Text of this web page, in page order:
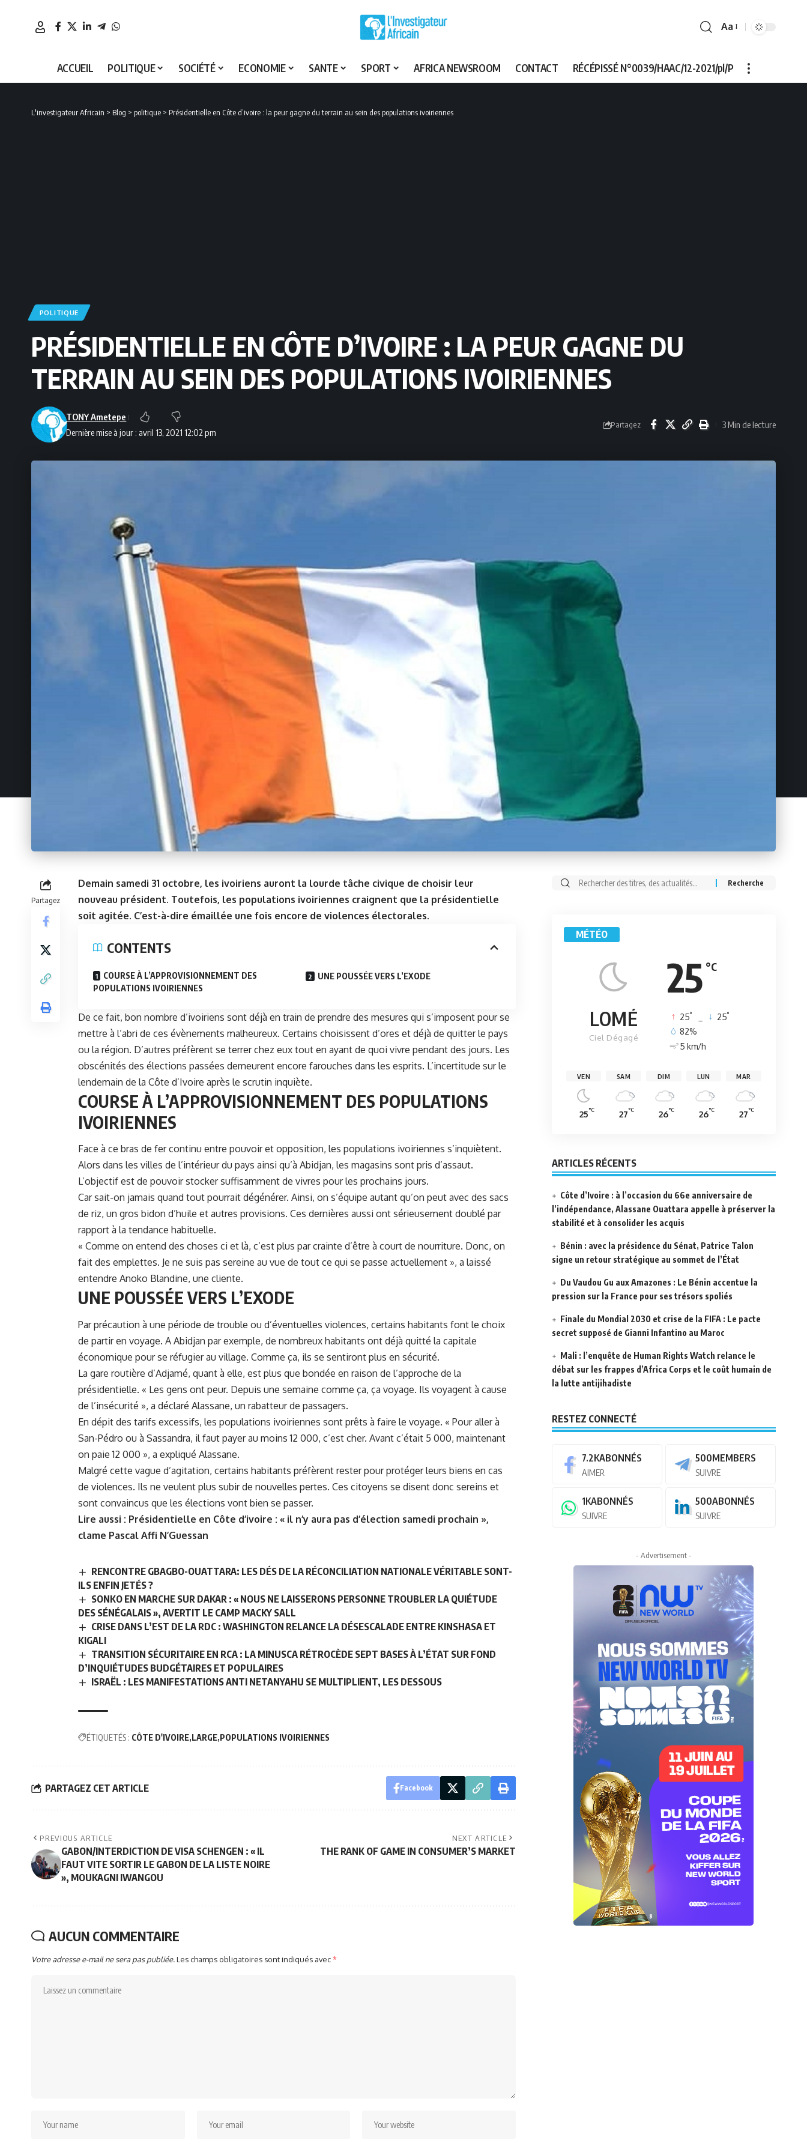
Font
Aa
ACCUEIL POLITIQUE SOCIÉTÉ ECONOMIE SANTE SPORT AFRICA NEWSROOM CONTACT RÉCÉPISSÉ N°0039/HAAC/12-2021/pl/P
L'investigateur Africain > Blog > politique > Présidentielle en Côte d’ivoire : la peur gagne du terrain au sein des populations ivoiriennes
POLITIQUE
PRÉSIDENTIELLE EN CÔTE D’IVOIRE : LA PEUR GAGNE DU
TERRAIN AU SEIN DES POPULATIONS IVOIRIENNES
Dernière mise à jour : avril 13, 2021 12:02 pm
TONY Ametepe
Partagez 3 Min de lecture
Partagez
Demain samedi 31 octobre, les ivoiriens auront la lourde tâche civique de choisir leur
nouveau président. Toutefois, les populations ivoiriennes craignent que la présidentielle
soit agitée. C’est-à-dire émaillée une fois encore de violences électorales.
CONTENTS
COURSE À L’APPROVISIONNEMENT DES
POPULATIONS IVOIRIENNES
UNE POUSSÉE VERS L’EXODE
De ce fait, bon nombre d’ivoiriens sont déjà en train de prendre des mesures qui s’imposent pour se
mettre à l’abri de ces évènements malheureux. Certains choisissent d’ores et déjà de quitter le pays
ou la région. D’autres préfèrent se terrer chez eux tout en ayant de quoi vivre pendant des jours. Les
obscénités des élections passées demeurent encore farouches dans les esprits. L’incertitude sur le
lendemain de la Côte d’Ivoire après le scrutin inquiète.
COURSE À L’APPROVISIONNEMENT DES POPULATIONS
IVOIRIENNES
Face à ce bras de fer continu entre pouvoir et opposition, les populations ivoiriennes s’inquiètent.
Alors dans les villes de l’intérieur du pays ainsi qu’à Abidjan, les magasins sont pris d’assaut.
L’objectif est de pouvoir stocker suffisamment de vivres pour les prochains jours.
Car sait-on jamais quand tout pourrait dégénérer. Ainsi, on s’équipe autant qu’on peut avec des sacs
de riz, un gros bidon d’huile et autres provisions. Ces dernières aussi ont sérieusement doublé par
rapport à la tendance habituelle.
« Comme on entend des choses ci et là, c’est plus par crainte d’être à court de nourriture. Donc, on
fait des emplettes. Je ne suis pas sereine au vue de tout ce qui se passe actuellement », a laissé
entendre Anoko Blandine, une cliente.
UNE POUSSÉE VERS L’EXODE
Par précaution à une période de trouble ou d’éventuelles violences, certains habitants font le choix
de partir en voyage. A Abidjan par exemple, de nombreux habitants ont déjà quitté la capitale
économique pour se réfugier au village. Comme ça, ils se sentiront plus en sécurité.
La gare routière d’Adjamé, quant à elle, est plus que bondée en raison de l’approche de la
présidentielle. « Les gens ont peur. Depuis une semaine comme ça, ça voyage. Ils voyagent à cause
de l’insécurité », a déclaré Alassane, un rabatteur de passagers.
En dépit des tarifs excessifs, les populations ivoiriennes sont prêts à faire le voyage. « Pour aller à
San-Pédro ou à Sassandra, il faut payer au moins 12 000, c’est cher. Avant c’était 5 000, maintenant
on paie 12 000 », a expliqué Alassane.
Malgré cette vague d’agitation, certains habitants préfèrent rester pour protéger leurs biens en cas
de violences. Ils ne veulent plus subir de nouvelles pertes. Ces citoyens se disent donc sereins et
sont convaincus que les élections vont bien se passer.
Lire aussi : Présidentielle en Côte d’ivoire : « il n’y aura pas d’élection samedi prochain »,
clame Pascal Affi N’Guessan
RENCONTRE GBAGBO-OUATTARA: LES DÉS DE LA RÉCONCILIATION NATIONALE VÉRITABLE SONT-
ILS ENFIN JETÉS ?
SONKO EN MARCHE SUR DAKAR : « NOUS NE LAISSERONS PERSONNE TROUBLER LA QUIÉTUDE
DES SÉNÉGALAIS », AVERTIT LE CAMP MACKY SALL
CRISE DANS L’EST DE LA RDC : WASHINGTON RELANCE LA DÉSESCALADE ENTRE KINSHASA ET
KIGALI
TRANSITION SÉCURITAIRE EN RCA : LA MINUSCA RÉTROCÈDE SEPT BASES À L’ÉTAT SUR FOND
D’INQUIÉTUDES BUDGÉTAIRES ET POPULAIRES
ISRAËL : LES MANIFESTATIONS ANTI NETANYAHU SE MULTIPLIENT, LES DESSOUS
ÉTIQUETÉS : CÔTE D'IVOIRE LARGE POPULATIONS IVOIRIENNES
PARTAGEZ CET ARTICLE Facebook
PREVIOUS ARTICLE
GABON/INTERDICTION DE VISA SCHENGEN : « IL
FAUT VITE SORTIR LE GABON DE LA LISTE NOIRE
», MOUKAGNI IWANGOU
NEXT ARTICLE
THE RANK OF GAME IN CONSUMER’S MARKET
AUCUN COMMENTAIRE
Votre adresse e-mail ne sera pas publiée.Les champs obligatoires sont indiqués avec*
Rechercher:
MÉTÉO
25 °C
LOMÉ
Ciel Dégagé
25° 25°
82%
5 km/h
VEN
25°C
SAM
27°C
DIM
26°C
LUN
26°C
MAR
27°C
ARTICLES RÉCENTS
Côte d’Ivoire : à l’occasion du 66e anniversaire de
l’indépendance, Alassane Ouattara appelle à préserver la
stabilité et à consolider les acquis
Bénin : avec la présidence du Sénat, Patrice Talon
signe un retour stratégique au sommet de l’État
Du Vaudou Gu aux Amazones : Le Bénin accentue la
pression sur la France pour ses trésors spoliés
Finale du Mondial 2030 et crise de la FIFA : Le pacte
secret supposé de Gianni Infantino au Maroc
Mali : l’enquête de Human Rights Watch relance le
débat sur les frappes d’Africa Corps et le coût humain de
la lutte antijihadiste
RESTEZ CONNECTÉ
7.2KABONNÉS
AIMER
500MEMBERS
SUIVRE
1KABONNÉS
SUIVRE
500ABONNÉS
SUIVRE
- Advertisement -